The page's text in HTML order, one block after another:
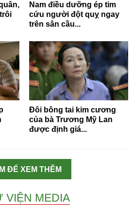
Nam điều dưỡng ép tim
cứu người đột quỵ ngay
trên sân cầu...
Đôi bông tai kim cương
của bà Trương Mỹ Lan
được định giá...
ĐỂ XEM THÊM
VIỆN MEDIA